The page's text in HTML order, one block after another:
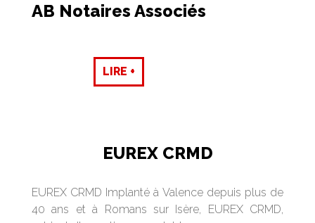
AB Notaires Associés
LIRE +
EUREX CRMD
EUREX CRMD Implanté à Valence depuis plus de
40 ans et à Romans sur Isère, EUREX CRMD,